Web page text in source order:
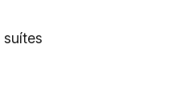
suítes